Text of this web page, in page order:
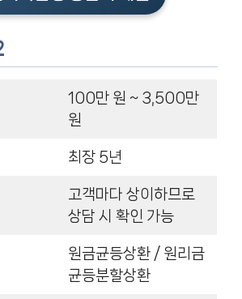
100만 원 ~ 3,500만
원
최장 5년
고객마다 상이하므로
상담 시 확인 가능
원금균등상환 / 원리금
균등분할상환